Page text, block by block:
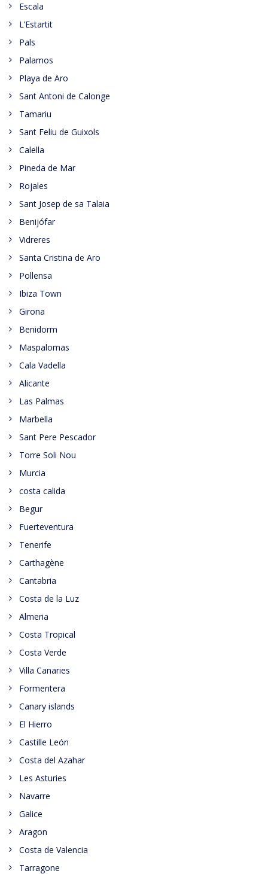
Escala
L’Estartit
Pals
Palamos
Playa de Aro
Sant Antoni de Calonge
Tamariu
Sant Feliu de Guixols
Calella
Pineda de Mar
Rojales
Sant Josep de sa Talaia
Benijófar
Vidreres
Santa Cristina de Aro
Pollensa
Ibiza Town
Girona
Benidorm
Maspalomas
Cala Vadella
Alicante
Las Palmas
Marbella
Sant Pere Pescador
Torre Soli Nou
Murcia
costa calida
Begur
Fuerteventura
Tenerife
Carthagène
Cantabria
Costa de la Luz
Almeria
Costa Tropical
Costa Verde
Villa Canaries
Formentera
Canary islands
El Hierro
Castille León
Costa del Azahar
Les Asturies
Navarre
Galice
Aragon
Costa de Valencia
Tarragone